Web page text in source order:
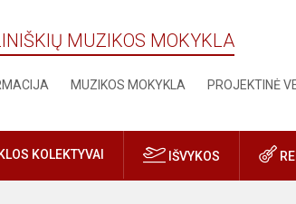
MUZIKOS MOKYKLA
MUZIKOS MOKYKLA PROJEKTINĖ
KOLEKTYVAI IŠVYKOS